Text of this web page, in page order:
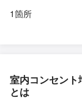
1箇所
室内コンセン
とは